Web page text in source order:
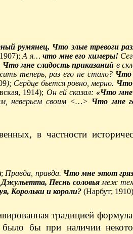
румянец, Что злые тревоги
А я…что мне его химеры!
Что мне сладость приказаний в
теперь, раз его не стало? Что
); Сердце бьется ровно, мерно. Что
1914); Он ей сказал: «Что
неверьем своим <…> Что мне
в частности
Правда, правда. Что мне этот
Песнь соловья меж
Корольки и короли? (Нарбут;
традицией
было бы при наличии